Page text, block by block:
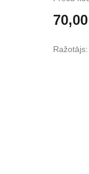
70,00
Ražotājs: